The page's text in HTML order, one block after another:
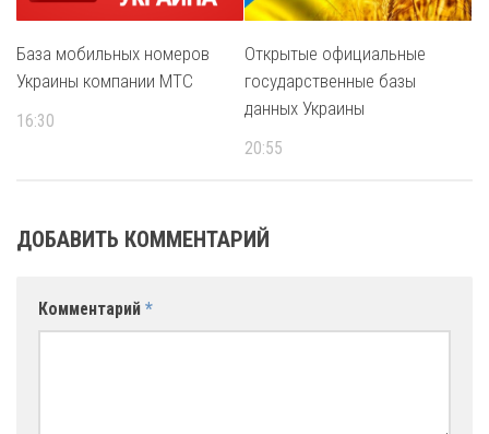
База мобильных номеров
Украины компании МТС
16:30
Открытые официальные
государственные базы
данных Украины
20:55
ДОБАВИТЬ КОММЕНТАРИЙ
Комментарий *